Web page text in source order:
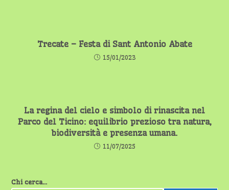
Trecate – Festa di Sant Antonio Abate
15/01/2023
La regina del cielo e simbolo di rinascita nel
Parco del Ticino: equilibrio prezioso tra natura,
biodiversità e presenza umana.
11/07/2025
Chi cerca...